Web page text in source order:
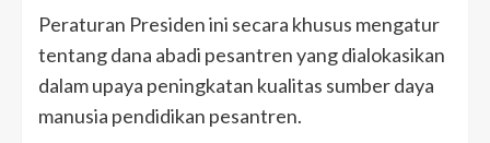
Peraturan Presiden ini secara khusus mengatur
tentang dana abadi pesantren yang dialokasikan
dalam upaya peningkatan kualitas sumber daya
manusia pendidikan pesantren.